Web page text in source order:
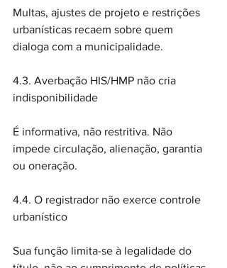
Multas, ajustes de projeto e restrições
urbanísticas recaem sobre quem
dialoga com a municipalidade.
4.3. Averbação HIS/HMP não cria
indisponibilidade
É informativa, não restritiva. Não
impede circulação, alienação, garantia
ou oneração.
4.4. O registrador não exerce controle
urbanístico
Sua função limita-se à legalidade do